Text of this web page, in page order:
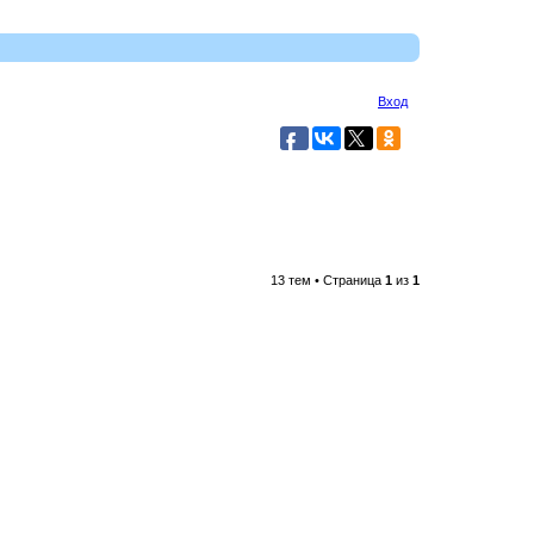
Вход
13 тем • Страница 1 из 1